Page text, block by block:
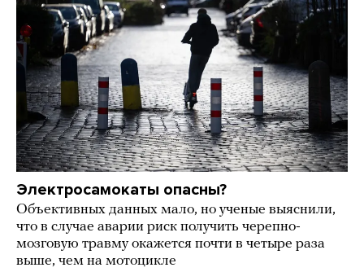
Электросамокаты опасны?
Объективных данных мало, но ученые выяснили,
что в случае аварии риск получить черепно-
мозговую травму окажется почти в четыре раза
выше, чем на мотоцикле